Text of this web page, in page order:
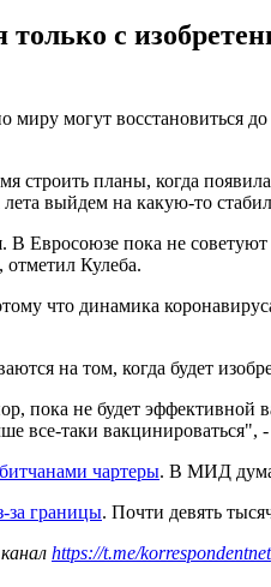
только с
миру могут
планы, когда
выйдем на какую-то
Евросоюзе пока не
отметил Кулеба.
что динамика
на том, когда будет
пока не будет
все-таки
чартеры. В МИД
за границы. Почти девять
https://t.me/korrespondentnet